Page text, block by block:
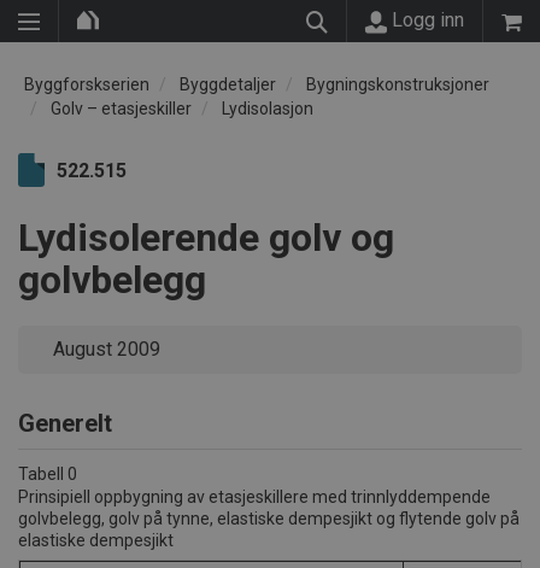
Logg inn
Byggforskserien Byggdetaljer
Bygningskonstruksjoner
Golv – etasjeskiller
Lydisolasjon
522.515
Lydisolerende golv og
golvbelegg
August 2009
Generelt
Tabell 0
Prinsipiell oppbygning av etasjeskillere med trinnlyddempende
golvbelegg, golv på tynne, elastiske dempesjikt og flytende golv på
elastiske dempesjikt